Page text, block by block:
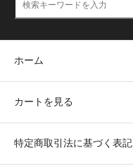
ホーム
カートを見る
特定商取引法に基づく表記